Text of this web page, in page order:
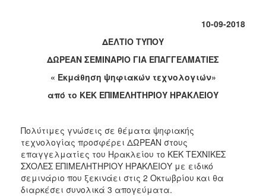
2017
2016
2015
2011
10-09-2018
ΔΕΛΤΙΟ ΤΥΠΟΥ
ΔΩΡΕΑΝ ΣΕΜΙΝΑΡΙΟ ΓΙΑ ΕΠΑΓΓΕΛΜΑΤΙΕΣ
« Εκμάθηση ψηφιακών τεχνολογιών»
από το ΚΕΚ ΕΠΙΜΕΛΗΤΗΡΙΟΥ ΗΡΑΚΛΕΙΟΥ
Πολύτιμες γνώσεις σε θέματα ψηφιακής
τεχνολογίας προσφέρει ΔΩΡΕΑΝ στους
επαγγελματίες του Ηρακλείου το ΚΕΚ ΤΕΧΝΙΚΕΣ
ΣΧΟΛΕΣ ΕΠΙΜΕΛΗΤΗΡΙΟΥ ΗΡΑΚΛΕΙΟΥ με ειδικό
σεμινάριο που ξεκινάει στις 2 Οκτωβρίου και θα
διαρκέσει συνολικά 3 απογεύματα.